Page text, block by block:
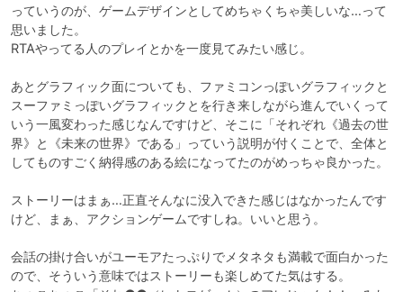
っていうのが、ゲームデザインとしてめちゃくちゃ美しいな…って
思いました。
RTAやってる人のプレイとかを一度見てみたい感じ。
あとグラフィック面についても、ファミコンっぽいグラフィックと
スーファミっぽいグラフィックとを行き来しながら進んでいくって
いう一風変わった感じなんですけど、そこに「それぞれ《過去の世
界》と《未来の世界》である」っていう説明が付くことで、全体と
してものすごく納得感のある絵になってたのがめっちゃ良かった。
ストーリーはまぁ…正直そんなに没入できた感じはなかったんです
けど、まぁ、アクションゲームですしね。いいと思う。
会話の掛け合いがユーモアたっぷりでメタネタも満載で面白かった
ので、そういう意味ではストーリーも楽しめてた気はする。